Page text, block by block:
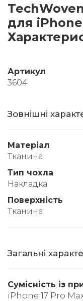
для
Артикул
3604
Зовнішні
Матеріал
Тканина
Тип чохла
Накладка
Поверхність
Тканина
Загальні
Сумісність із
iPhone 17 Pro